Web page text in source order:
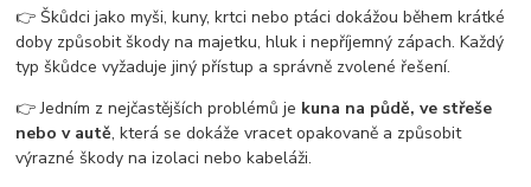
vosy v pergole
ochrana proti vosám
jak se zbavit vosího hnízda
odpuzovač vos
past na vosy
létající hmyz vosy v domě vosy ve střeše
👉 Škůdci jako myši, kuny, krtci nebo ptáci dokážou během krátké
doby způsobit škody na majetku, hluk i nepříjemný zápach. Každý
typ škůdce vyžaduje jiný přístup a správně zvolené řešení.
👉 Jedním z nejčastějších problémů je kuna na půdě, ve střeše
nebo v autě, která se dokáže vracet opakovaně a způsobit
výrazné škody na izolaci nebo kabeláži.